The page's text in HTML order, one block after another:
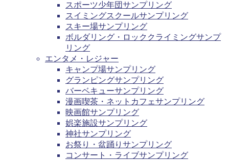
スポーツ少年団サンプリング
スイミングスクールサンプリング
スキー場サンプリング
ボルダリング・ロッククライミングサンプ
リング
エンタメ・レジャー
キャンプ場サンプリング
グランピングサンプリング
バーベキューサンプリング
漫画喫茶・ネットカフェサンプリング
映画館サンプリング
娯楽施設サンプリング
神社サンプリング
お祭り・盆踊りサンプリング
コンサート・ライブサンプリング